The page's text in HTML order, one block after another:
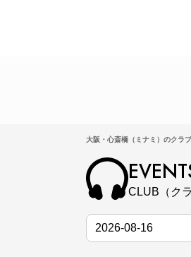
大阪・心斎橋（ミナミ）のクラ
CLUB（ク